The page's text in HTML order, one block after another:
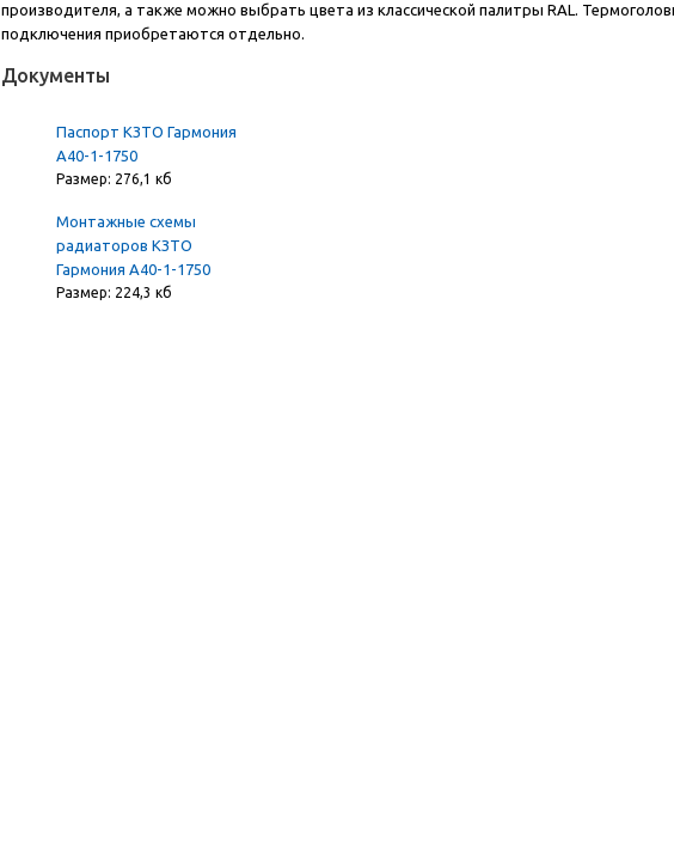
производителя, а также можно выбрать цвета из классической палитры RAL.
подключения приобретаются отдельно.
Документы
Паспорт КЗТО Гармония
А40-1-1750
Размер: 276,1 кб
Монтажные схемы
радиаторов КЗТО
Гармония А40-1-1750
Размер: 224,3 кб